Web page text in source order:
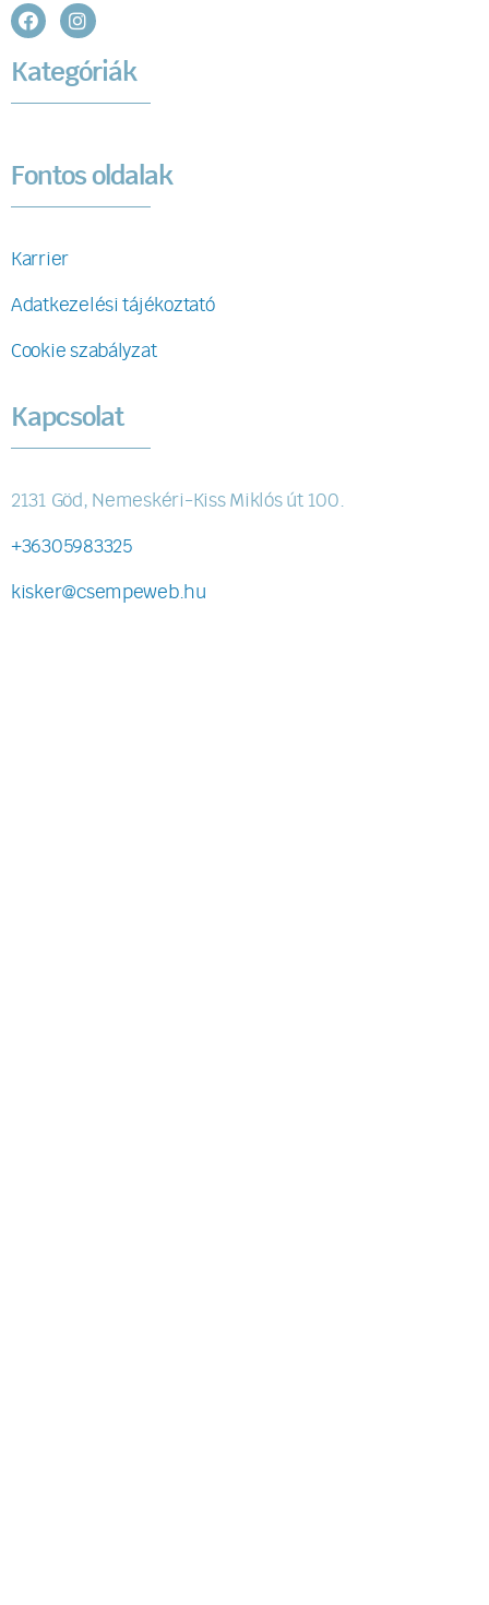
Kategóriák
Fontos oldalak
Karrier
Adatkezelési tájékoztató
Cookie szabályzat
Kapcsolat
2131 Göd, Nemeskéri-Kiss Miklós út 100.
+36305983325
kisker@csempeweb.hu